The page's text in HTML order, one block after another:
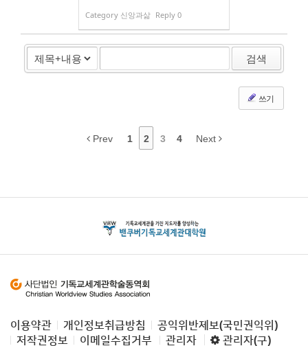
Category 신앙과삶 Reply 0
검색
쓰기
Prev 1 2 3 4 Next
이용약관 개인정보취급방침
공익위반제보(국민권익위)
저작권정보
이메일수집거부 관리자 관리자(구)